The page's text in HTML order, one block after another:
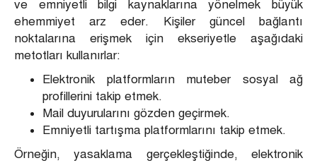
ve emniyetli bilgi kaynaklarına yönelmek büyük
ehemmiyet arz eder. Kişiler güncel bağlantı
noktalarına erişmek için ekseriyetle aşağıdaki
metotları kullanırlar:
Elektronik platformların muteber sosyal ağ
profillerini takip etmek.
Mail duyurularını gözden geçirmek.
Emniyetli tartışma platformlarını takip etmek.
Örneğin, yasaklama gerçekleştiğinde, elektronik